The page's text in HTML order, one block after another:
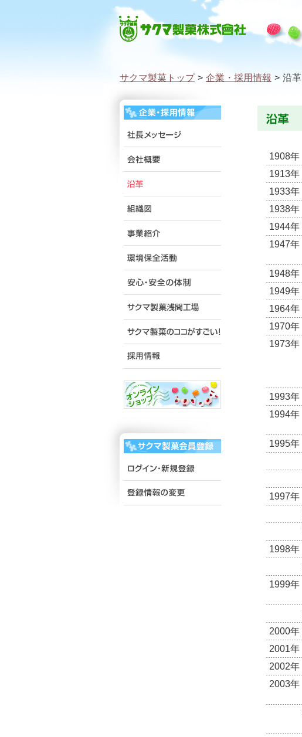
サクマ製菓トップ > 企業・採用情報 > 沿革
1908年
1913年
1933年
1938年
1944年
1947年
1948年
1949年
1964年
1970年
1973年
1993年
1994年
1995年
1997年
1998年
1999年
2000年
2001年
2002年
2003年